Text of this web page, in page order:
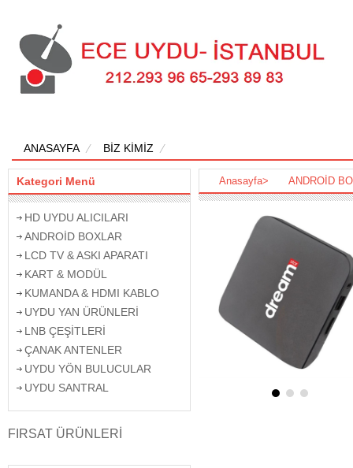
ANASAYFA BİZ KİMİZ
Kategori Menü
HD UYDU ALICILARI
ANDROİD BOXLAR
LCD TV & ASKI APARATI
KART & MODÜL
KUMANDA & HDMI KABLO
UYDU YAN ÜRÜNLERİ
LNB ÇEŞİTLERİ
ÇANAK ANTENLER
UYDU YÖN BULUCULAR
UYDU SANTRAL
FIRSAT ÜRÜNLERİ
Anasayfa> ANDROİD